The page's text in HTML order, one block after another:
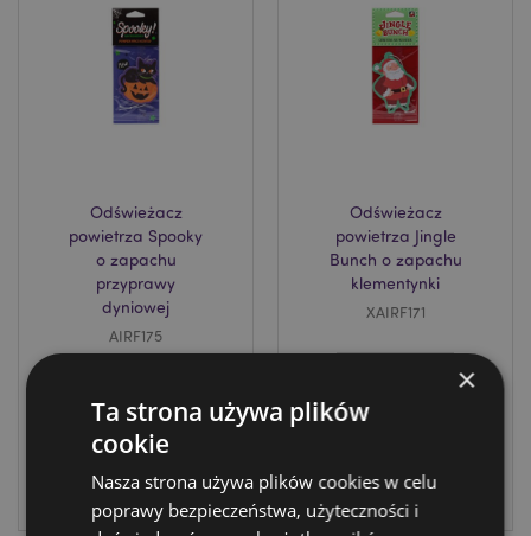
Odświeżacz
powietrza Spooky
o zapachu
przyprawy
dyniowej
AIRF175
DOSTAWA:
23/08/2026
ZALOGUJ
Odświeżacz
powietrza Jingle
Bunch o zapachu
klementynki
XAIRF171
ZALOGUJ
×
Ta strona używa plików
cookie
Nasza strona używa plików cookies w celu
poprawy bezpieczeństwa, użyteczności i